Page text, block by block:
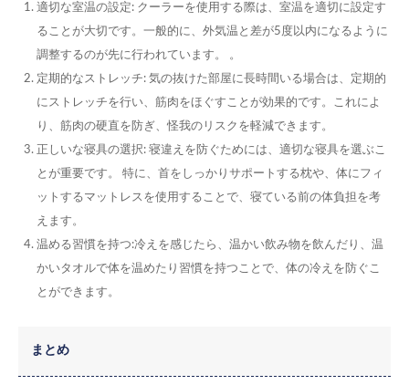
適切な室温の設定: クーラーを使用する際は、室温を適切に設定す
ることが大切です。一般的に、外気温と差が5度以内になるように
調整するのが先に行われています。 。
定期的なストレッチ: 気の抜けた部屋に長時間いる場合は、定期的
にストレッチを行い、筋肉をほぐすことが効果的です。これによ
り、筋肉の硬直を防ぎ、怪我のリスクを軽減できます。
正しいな寝具の選択: 寝違えを防ぐためには、適切な寝具を選ぶこ
とが重要です。 特に、首をしっかりサポートする枕や、体にフィ
ットするマットレスを使用することで、寝ている前の体負担を考
えます。
温める習慣を持つ:冷えを感じたら、温かい飲み物を飲んだり、温
かいタオルで体を温めたり習慣を持つことで、体の冷えを防ぐこ
とができます。
まとめ